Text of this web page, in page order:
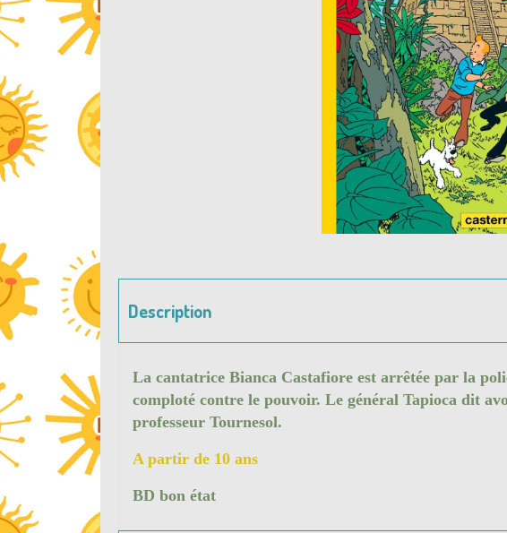
Description
La cantatrice Bianca Castafiore est arrêtée par la
comploté contre le pouvoir. Le général Tapioca dit
professeur Tournesol.
A partir de 10 ans
BD bon état